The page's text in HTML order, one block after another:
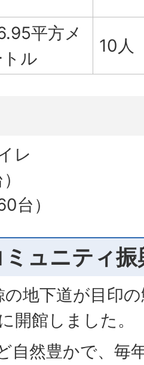
平方メ
トル
10人
レ
台）
ュニティ
の地下道が目印
開館しました。
自然豊かで、毎